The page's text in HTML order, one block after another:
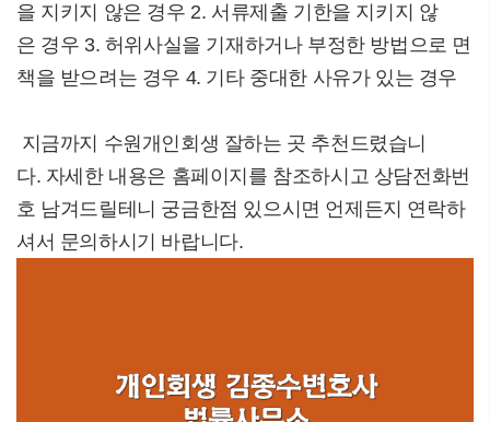
을 지키지 않은 경우 2. 서류제출 기한을 지키지 않
은 경우 3. 허위사실을 기재하거나 부정한 방법으로 면
책을 받으려는 경우 4. 기타 중대한 사유가 있는 경우
지금까지 수원개인회생 잘하는 곳 추천드렸습니
다. 자세한 내용은 홈페이지를 참조하시고 상담전화번
호 남겨드릴테니 궁금한점 있으시면 언제든지 연락하
셔서 문의하시기 바랍니다.